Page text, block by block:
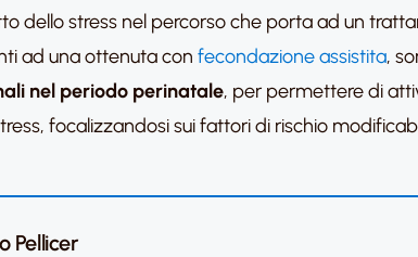
dello stress nel percorso che porta ad un
ad una ottenuta con fecondazione assistita,
nel periodo perinatale, per permettere di
focalizzandosi sui fattori di rischio
Pellicer